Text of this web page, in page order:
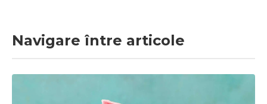
Navigare între articole